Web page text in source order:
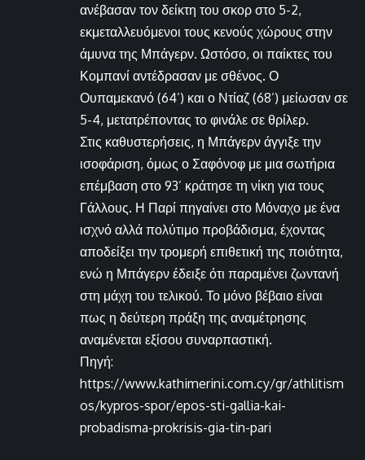
ανέβασαν τον δείκτη του σκορ στο 5-2,
εκμεταλλευόμενοι τους κενούς χώρους στην
άμυνα της Μπάγερν. Ωστόσο, οι παίκτες του
Κομπανί αντέδρασαν με σθένος. Ο
Ουπαμεκανό (64’) και ο Ντίαζ (68’) μείωσαν σε
5-4, μετατρέποντας το φινάλε σε θρίλερ.
Στις καθυστερήσεις, η Μπάγερν άγγιξε την
ισοφάριση, όμως ο Σαφόνοφ με μια σωτήρια
επέμβαση στο 93’ κράτησε τη νίκη για τους
Γάλλους. Η Παρί πηγαίνει στο Μόναχο με ένα
ισχνό αλλά πολύτιμο προβάδισμα, έχοντας
αποδείξει την τρομερή επιθετική της ποιότητα,
ενώ η Μπάγερν έδειξε ότι παραμένει ζωντανή
στη μάχη του τελικού. Το μόνο βέβαιο είναι
πως η δεύτερη πράξη της αναμέτρησης
αναμένεται εξίσου συναρπαστική.
Πηγή:
https://www.kathimerini.com.cy/gr/athlitism
os/kypros-spor/epos-sti-gallia-kai-
probadisma-prokrisis-gia-tin-pari